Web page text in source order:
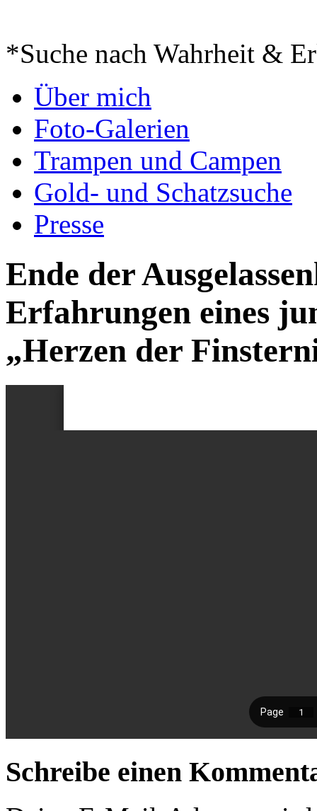
*Suche nach Wahrheit &
Springe
zum
Über mich
Foto-Galerien
Trampen und Campen
Gold- und Schatzsuche
Presse
Ende der
Erfahrungen eines
„Herzen der
Schreibe einen